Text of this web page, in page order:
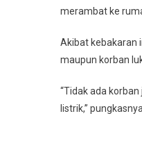
merambat ke
Akibat kebakaran
maupun korban
“Tidak ada
listrik,”